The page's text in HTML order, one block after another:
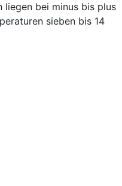
liegen bei minus bis plus
sieben bis 14